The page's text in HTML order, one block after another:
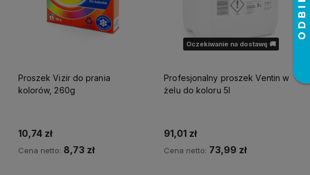
Proszek Vizir do prania
kolorów, 260g
10,74 zł
Cena netto: 8,73 zł
Oczekiwanie na dostawę 🚚
Profesjonalny proszek Ventin w
żelu do koloru 5l
91,01 zł
Cena netto: 73,99 zł